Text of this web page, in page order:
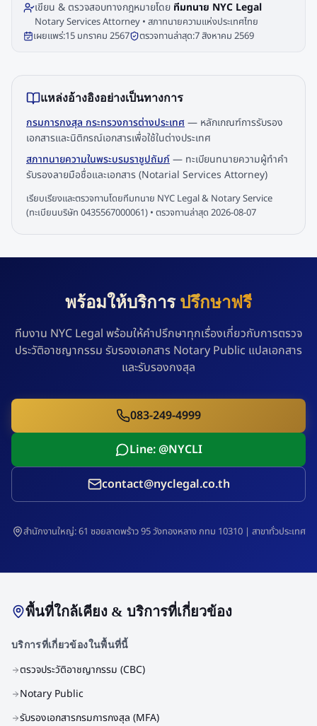
เขียน & ตรวจสอบทางกฎหมายโดย ทีมทนาย NYC Legal
Notary Services Attorney • สภาทนายความแห่งประเทศไทย
เผยแพร่:15 มกราคม 2567 ตรวจทานล่าสุด:7 สิงหาคม 2569
แหล่งอ้างอิงอย่างเป็นทางการ
กรมการกงสุล กระทรวงการต่างประเทศ — หลักเกณฑ์การรับรอง
เอกสารและนิติกรณ์เอกสารเพื่อใช้ในต่างประเทศ
สภาทนายความในพระบรมราชูปถัมภ์— ทะเบียนทนายความผู้ทำคำ
รับรองลายมือชื่อและเอกสาร (Notarial Services Attorney)
เรียบเรียงและตรวจทานโดยทีมทนาย NYC Legal & Notary Service
(ทะเบียนบริษัท 0435567000061) • ตรวจทานล่าสุด 2026-08-07
พร้อมให้บริการปรึกษาฟรี
ทีมงาน NYC Legal พร้อมให้คำปรึกษาทุกเรื่องเกี่ยวกับการตรวจ
ประวัติอาชญากรรม รับรองเอกสาร Notary Public แปลเอกสาร
และรับรองกงสุล
083-249-4999
Line: @NYCLI
contact@nyclegal.co.th
สำนักงานใหญ่: 61 ซอยลาดพร้าว 95 วังทองหลาง กทม 10310 | สาขาทั่วประเทศ
พื้นที่ใกล้เคียง & บริการที่เกี่ยวข้อง
บริการที่เกี่ยวข้องในพื้นที่นี้
ตรวจประวัติอาชญากรรม (CBC)
Notary Public
รับรองเอกสารกรมการกงสุล (MFA)